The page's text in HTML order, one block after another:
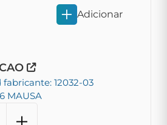
fabricante: 12032-03
MAUSA
Adicionar